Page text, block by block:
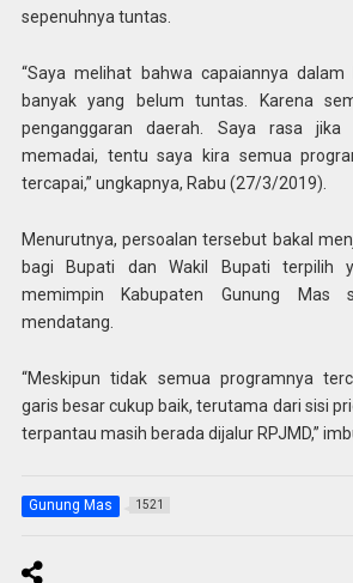
sepenuhnya tuntas.
“Saya melihat bahwa capaiannya
banyak yang belum tuntas. Karena
penganggaran daerah. Saya rasa jika
memadai, tentu saya kira semua
tercapai,” ungkapnya, Rabu (27/3/2019).
Menurutnya, persoalan tersebut bakal
bagi Bupati dan Wakil Bupati terpilih
memimpin Kabupaten Gunung Mas
mendatang.
“Meskipun tidak semua programnya
garis besar cukup baik, terutama dari sisi
terpantau masih berada dijalur RPJMD,”
Gunung Mas 1521